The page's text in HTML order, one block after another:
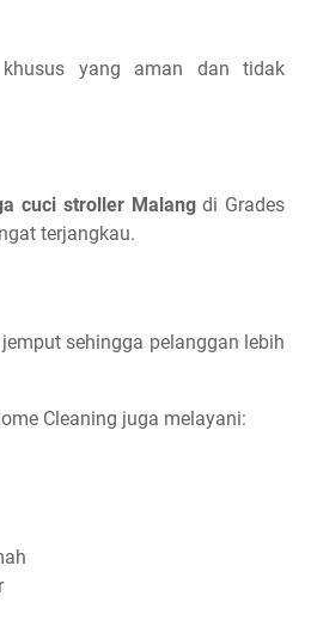
khusus yang aman dan tidak
cuci stroller Malangdi Grades
terjangkau.
sehingga pelanggan lebih
Cleaning juga melayani: